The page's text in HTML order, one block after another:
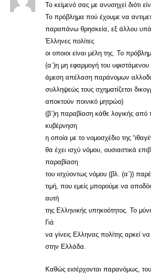
Το κείμενό σας με ανυσηχεί διότι
Το πρόβλημα πού έχουμε να
παραπάνω θρησκεία, εξ άλλου
Ἐλληνες πολίτες
οι οποιοι είναι μέλη της. Το
(α΄)η μη εφαρμογή του υφιστάμενου
άμεση απέλαση παράνομων
συλληψεώς τους σχηματίζεται
αποκτούν ποινικό μητρώο)
(β΄)η παραβίαση κάθε λογικής από
κυβέρνηση
η οποία με το νομοσχέδιο της
θα έχει ισχύ νόμου, ουσιαστικά
παραβίαση
του ισχύοντως νόμου (βλ. (α΄))
τιμή, που εμείς μπορούμε να
αυτή
της Ελληνικής υπηκοότητος. Το
Γιά
να γίνεις Ελληνας πολίτης αρκεί
στην Ελλάδα.
Καθώς εισέρχονται παρανόμως,